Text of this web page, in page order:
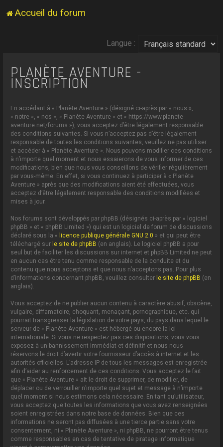
Accueil du forum
Langue :
PLANÈTE AVENTURE -
INSCRIPTION
En accédant à « Planète Aventure » (désigné ci-après par « nous »,
« notre », « nos », « Planète Aventure » et « https://www.planete-
aventure.net/forums »), vous acceptez d’être légalement responsable
des conditions suivantes. Si vous n’acceptez pas d’être légalement
responsable de toutes les conditions suivantes, veuillez ne pas utiliser
et accéder à « Planète Aventure ». Nous pouvons modifier ces conditions
à n’importe quel moment et nous essaierons de vous informer de ces
modifications, bien que nous vous conseillons de vérifier régulièrement
par vous-même. En effet, si vous continuez à participer à « Planète
Aventure » après que des modifications aient été effectuées, vous
acceptez d’être légalement responsable des conditions modifiées et
mises à jour.
Nos forums sont développés par phpBB (désignés ci-après par « logiciel
phpBB » et « phpBB Limited ») qui est un logiciel de forum de discussions
déclaré sous la « licence publique générale GNU 2.0 » et qui peut être
téléchargé sur le site de phpBB (en anglais). Le logiciel phpBB a pour
seul but de faciliter les discussions sur internet et phpBB Limited ne peut
en aucun cas être tenu comme responsable de la conduite et du
contenu que nous acceptons et que nous n’acceptons pas. Pour plus
d’informations concernant phpBB, veuillez consulter le site de phpBB (en
anglais).
Vous acceptez de ne publier aucun contenu à caractère abusif, obscène,
vulgaire, diffamatoire, choquant, menaçant, pornographique, etc. qui
pourrait transgresser la législation de votre pays, du pays dans lequel le
serveur de « Planète Aventure » est hébergé ou encore la loi
internationale. Si vous ne respectez pas ces dispositions, vous vous
exposez à un bannissement immédiat et définitif et nous nous
réservons le droit d’avertir votre fournisseur d’accès à internet et les
autorités officielles. L’adresse IP de tous les messages est enregistrée
afin d’aider au renforcement de ces conditions. Vous acceptez le fait
que « Planète Aventure » ait le droit de supprimer, de modifier, de
déplacer ou de verrouiller n’importe quel sujet et message à n’importe
quel moment si nous estimons cela nécessaire. En tant qu’utilisateur,
vous acceptez que toutes les informations que vous avez renseignées
soient enregistrées dans notre base de données. Bien que ces
informations ne seront pas diffusées à une tierce partie sans votre
consentement, ni « Planète Aventure », ni phpBB, ne pourront être tenus
comme responsables en cas de tentative de piratage informatique